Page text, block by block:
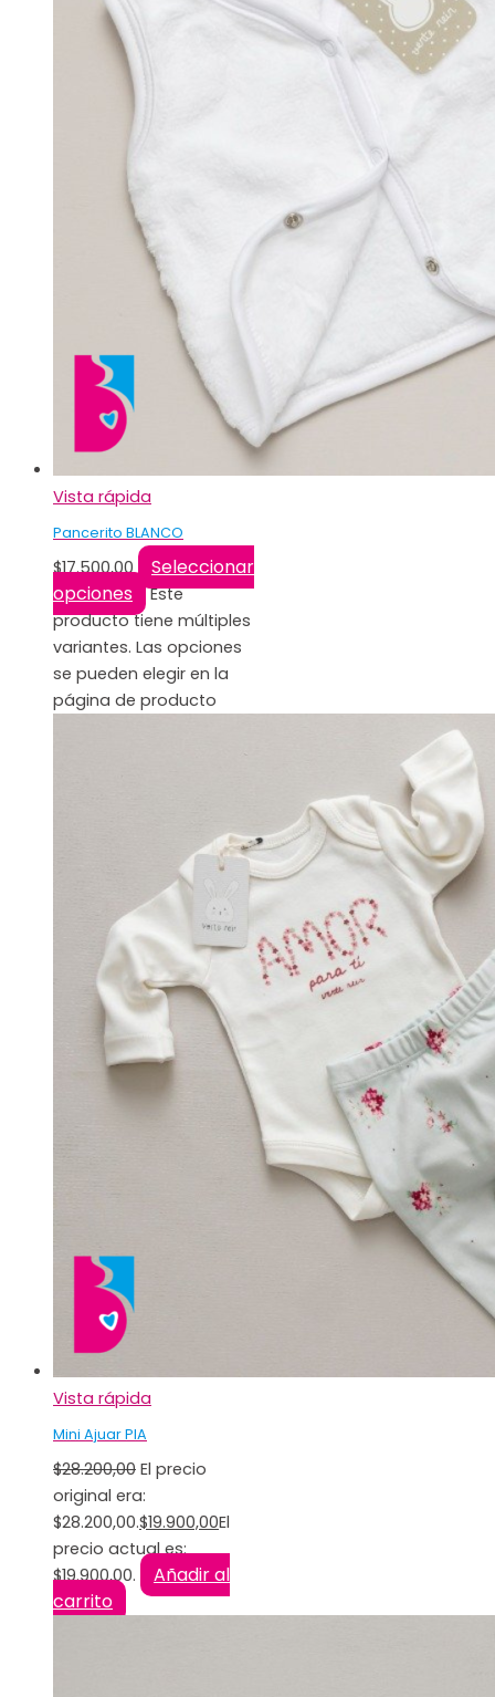
Vista rápida
Pancerito BLANCO
$17.500,00
Seleccionar
opciones
Este
producto tiene múltiples
variantes. Las opciones
se pueden elegir en la
página de producto
Vista rápida
Mini Ajuar PIA
$28.200,00 El precio
original era:
$28.200,00.$19.900,00El
precio actual es:
$19.900,00.
Añadir al
carrito